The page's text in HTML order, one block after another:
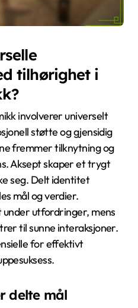
tilhørighet i
involverer universelt
støtte og gjensidig
fremmer tilknytning og
Aksept skaper et trygt
seg. Delt identitet
mål og verdier.
utfordringer, mens
til sunne interaksjoner.
for effektivt
delte mål